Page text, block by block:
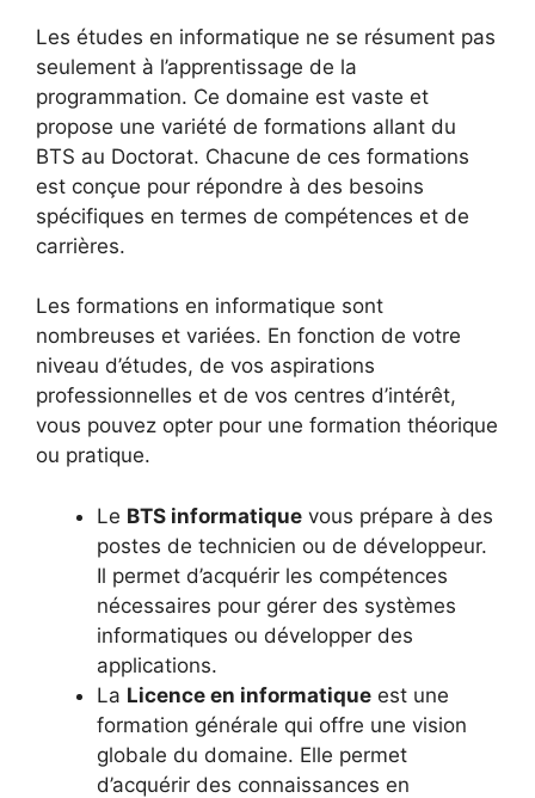
Les études en informatique ne se résument pas
seulement à l’apprentissage de la
programmation. Ce domaine est vaste et
propose une variété de formations allant du
BTS au Doctorat. Chacune de ces formations
est conçue pour répondre à des besoins
spécifiques en termes de compétences et de
carrières.
Les formations en informatique sont
nombreuses et variées. En fonction de votre
niveau d’études, de vos aspirations
professionnelles et de vos centres d’intérêt,
vous pouvez opter pour une formation théorique
ou pratique.
Le BTS informatique vous prépare à des
postes de technicien ou de développeur.
Il permet d’acquérir les compétences
nécessaires pour gérer des systèmes
informatiques ou développer des
applications.
La Licence en informatique est une
formation générale qui offre une vision
globale du domaine. Elle permet
d’acquérir des connaissances en